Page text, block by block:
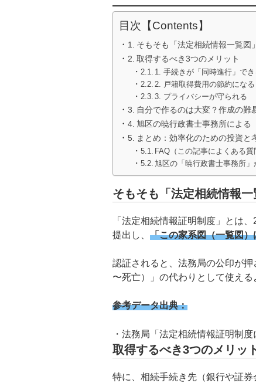
目次【Contents】
そもそも「法定相続情報一覧図
取得するべき3つのメリット
1. 手続きが「同時進行」でき
2. 戸籍取得費用の節約になる
3. プライバシーが守られる
自分で作るのは大変？作成の難
旭区の暁行政書士事務所による
まとめ：効率化のための投資と
FAQ（この記事によくある質
旭区の「暁行政書士事務所」
そもそも「法定相続情報一
「法定相続情報証明制度」とは
提出し、 「この家系図（一覧図
認証されると、法務局の公印が押
〜死亡）」の代わりとして使える
参考データ出典：
法務局「法定相続情報証明制度
取得するべき3つのメリッ
特に、相続手続き先（銀行や証